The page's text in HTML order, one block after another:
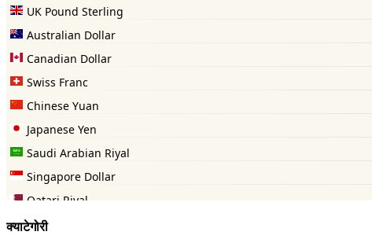
क्याटेगोरी